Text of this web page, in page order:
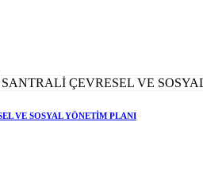
VE SOSYAL YÖNETİM PLANI